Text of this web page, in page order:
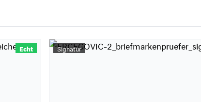
Echt Signatur